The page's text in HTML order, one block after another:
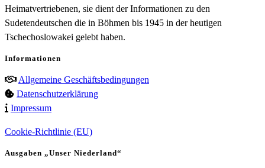
Heimatvertriebenen, sie dient der Informationen zu den
Sudetendeutschen die in Böhmen bis 1945 in der heutigen
Tschechoslowakei gelebt haben.
Informationen
Allgemeine Geschäftsbedingungen
Datenschutzerklärung
Impressum
Cookie-Richtlinie (EU)
Ausgaben „Unser Niederland“